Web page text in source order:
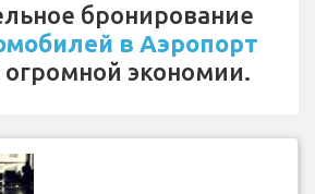
бронирование
в Аэропорт
огромной экономии.